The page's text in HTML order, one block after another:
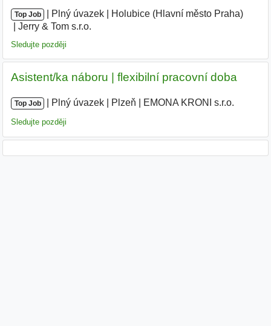
Top Job Plný úvazek Holubice (Hlavní město Praha)
Jerry & Tom s.r.o.
Sledujte později
Asistent/ka náboru | flexibilní pracovní doba
Top Job Plný úvazek Plzeň EMONA KRONI s.r.o.
Sledujte později